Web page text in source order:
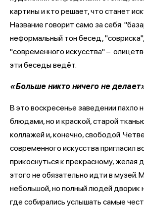
картины и кто решает, что станет
Название говорит само за себя:
неформальный тон бесед,
"современного искусства" –
эти беседы ведёт.
«Больше никто ничего не
В это воскресенье заведении пахло
блюдами, но и краской, старой
коллажей и, конечно, свободой.
современного искусства пригласил
прикоснуться к прекрасному, желая
этого не обязательно идти в музей.
небольшой, но полный людей дворик
где собирались услышать самые